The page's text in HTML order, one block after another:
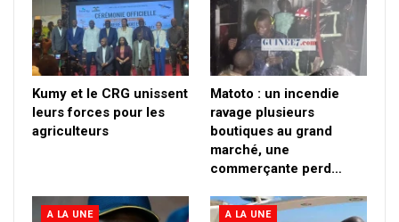
Kumy et le CRG unissent
leurs forces pour les
agriculteurs
Matoto : un incendie
ravage plusieurs
boutiques au grand
marché, une
commerçante perd…
A LA UNE A LA UNE